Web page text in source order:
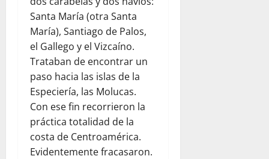
Santa María (otra Santa
María), Santiago de Palos,
el Gallego y el Vizcaíno.
Trataban de encontrar un
paso hacia las islas de la
Especiería, las Molucas.
Con ese fin recorrieron la
práctica totalidad de la
costa de Centroamérica.
Evidentemente fracasaron.